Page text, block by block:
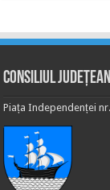
Consiliul
Piața Independenței